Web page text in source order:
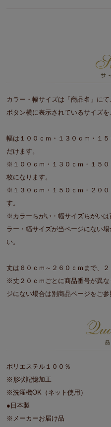
カラー・幅サイズは「商品名」に
ボタン横に表示されているサイズを
幅は１００ｃｍ・１３０ｃｍ・１
だけます。
※１００ｃｍ・１３０ｃｍ・１５０
枚になります。
※１３０ｃｍ・１５０ｃｍ・２０
す。
※カラーちがい・幅サイズちがい
ラー・幅サイズが当ページにない
い。
丈は６０ｃｍ～２６０ｃｍまで、
※丈２０ｃｍごとに商品番号が異
ジにない場合は別商品ページをご参
ポリエステル１００％
※形状記憶加工
※洗濯機OK（ネット使用）
●日本製
※メーカーお届け品